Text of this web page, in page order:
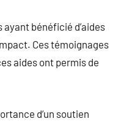
bénéficié d’aides
Ces témoignages
aides ont permis de
d’un soutien